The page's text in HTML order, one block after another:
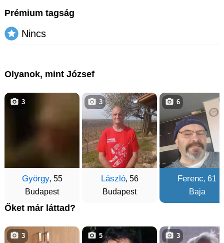
Prémium tagság
Nincs
Olyanok, mint József
György, 55
Budapest
3
László, 56
Budapest
3
Ferenc, 61
Baja
6
Őket már láttad?
3 5 3